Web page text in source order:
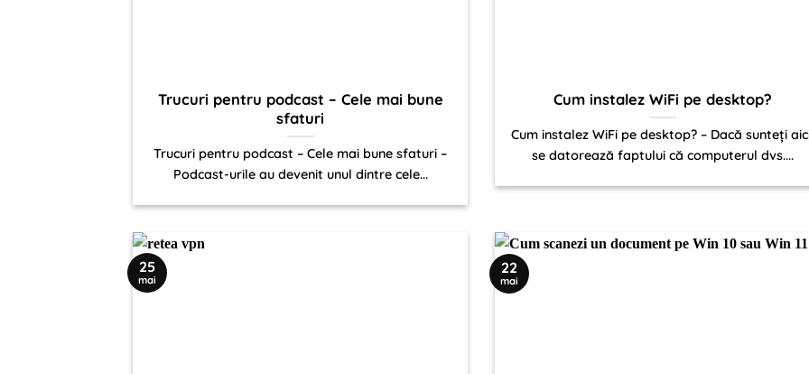
Trucuri pentru podcast – Cele mai bune
sfaturi
Trucuri pentru podcast – Cele mai bune sfaturi –
Podcast-urile au devenit unul dintre cele...
Cum instalez WiFi pe desktop?
Cum instalez WiFi pe desktop? – Dacă sunteți
se datorează faptului că computerul dvs....
25
mai
22
mai